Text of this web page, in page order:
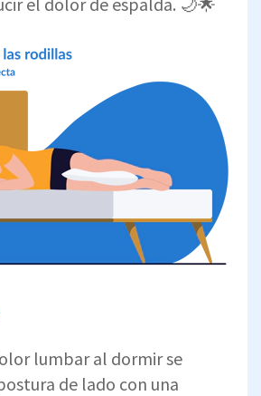
lumbar al dormir se
de lado con una